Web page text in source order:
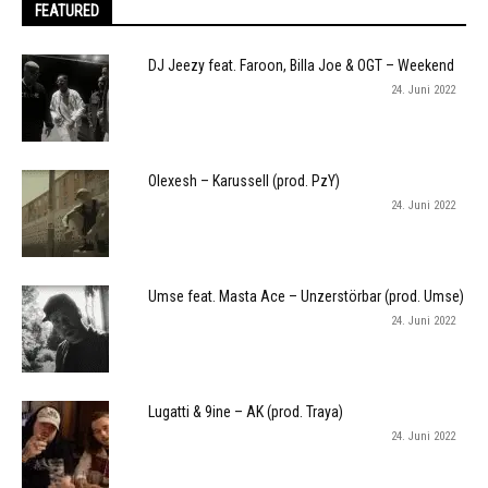
FEATURED
DJ Jeezy feat. Faroon, Billa Joe & OGT – Weekend
24. Juni 2022
Olexesh – Karussell (prod. PzY)
24. Juni 2022
Umse feat. Masta Ace – Unzerstörbar (prod. Umse)
24. Juni 2022
Lugatti & 9ine – AK (prod. Traya)
24. Juni 2022